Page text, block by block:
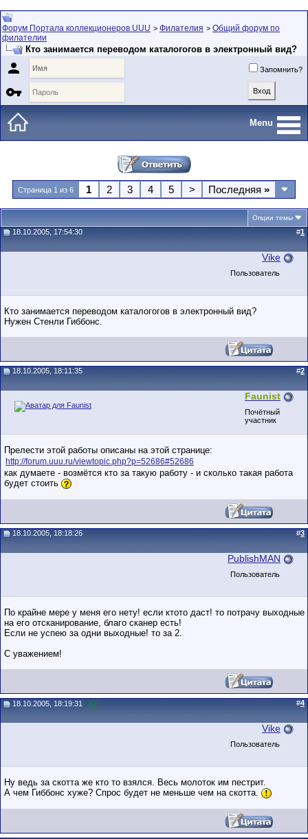
Форум Портала коллекционеров UUU > Филателия > Общий форум по
филателии
Кто занимается переводом каталогогов в электронный вид?
 Запомнить?

Menu
Страница 1 из 6 1 2 3 4 5 > Последняя »
Опции темы
18.10.2005, 17:54:30 #1
Vike
Пользователь
Кто занимается переводом каталогогов в электронный вид?
Нужен Стенли Гиббонс.
18.10.2005, 18:11:35 #2
Faunist
Почётный
участник
Прелести этой работы описаны на этой странице:
http://forum.uuu.ru/viewtopic.php?p=52686#52686
как думаете - возмётся кто за такую работу - и сколько такая работа
будет стоить
18.10.2005, 18:18:26 #3
PublishMAN
Пользователь
По крайне мере у меня его нету! если ктото даст! то потрачу выходные
на его отсканирование, благо сканер есть!
Если не успею за одни выходные! то за 2.
С уважением!
18.10.2005, 18:19:31 #4
Vike
Пользователь
Ну ведь за скотта же кто то взялся. Весь молоток им пестрит.
А чем Гиббонс хуже? Спрос будет не меньше чем на скотта.